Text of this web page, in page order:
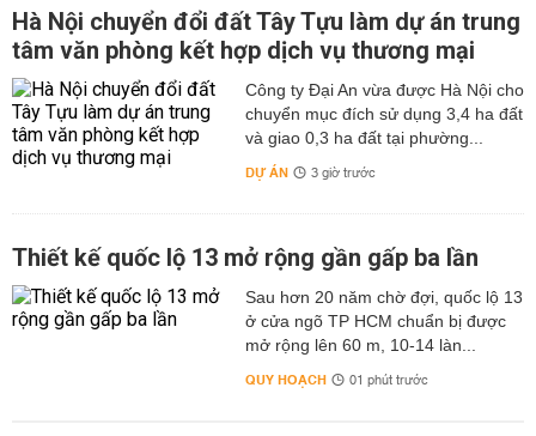
Hà Nội chuyển đổi đất Tây Tựu làm dự án trung
tâm văn phòng kết hợp dịch vụ thương mại
Công ty Đại An vừa được Hà Nội cho
chuyển mục đích sử dụng 3,4 ha đất
và giao 0,3 ha đất tại phường...
DỰ ÁN 3 giờ trước
Thiết kế quốc lộ 13 mở rộng gần gấp ba lần
Sau hơn 20 năm chờ đợi, quốc lộ 13
ở cửa ngõ TP HCM chuẩn bị được
mở rộng lên 60 m, 10-14 làn...
QUY HOẠCH 01 phút trước